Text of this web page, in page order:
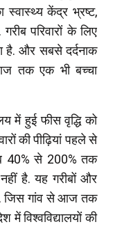
स्वास्थ्य केंद्र भ्रष्ट,
परिवारों के लिए
है. और सबसे दर्दनाक
तक एक भी बच्चा
में हुई फीस वृद्धि को
की पीढ़ियां पहले से
40% से 200% तक
है. यह गरीबों और
जिस गांव से आज तक
में विश्वविद्यालयों की